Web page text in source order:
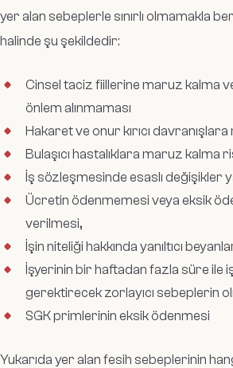
yer alan sebeplerle sınırlı olmamakla
halinde şu şekildedir:
Cinsel taciz fiillerine maruz kalma
önlem alınmaması
Hakaret ve onur kırıcı
Bulaşıcı hastalıklara maruz kalma
İş sözleşmesinde esaslı değişikler
Ücretin ödenmemesi veya eksik
verilmesi,
İşin niteliği hakkında yanıltıcı
İşyerinin bir haftadan fazla süre ile
gerektirecek zorlayıcı sebeplerin
SGK primlerinin eksik ödenmesi
Yukarıda yer alan fesih sebeplerinin